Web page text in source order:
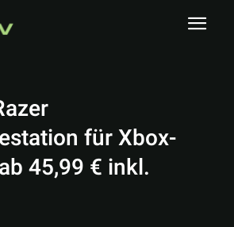
für Xbox-
45,99 € inkl.